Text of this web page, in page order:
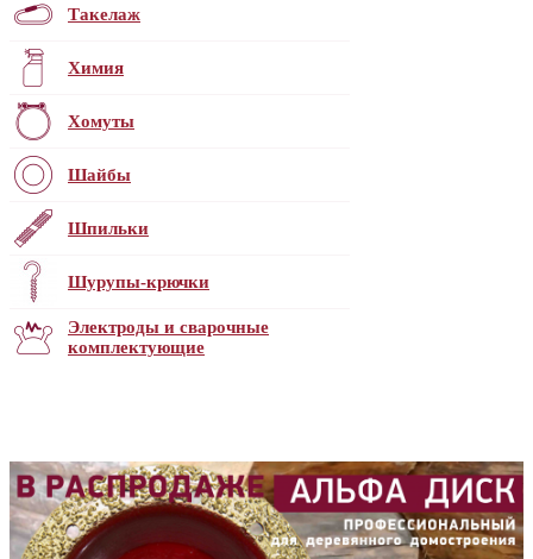
Такелаж
Химия
Хомуты
Шайбы
Шпильки
Шурупы-крючки
Электроды и сварочные
комплектующие